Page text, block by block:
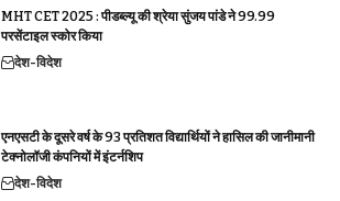
MHT CET 2025 : पीडब्ल्यू की श्रेया सुंजय पांडे ने 99.99
परसेंटाइल स्कोर किया
देश-विदेश
एनएसटी के दूसरे वर्ष के 93 प्रतिशत विद्यार्थियों ने हासिल की जानीमानी
टेक्नोलॉजी कंपनियों में इंटर्नशिप
देश-विदेश